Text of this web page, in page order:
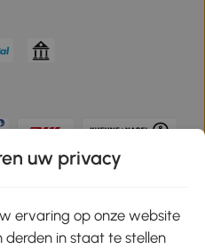
uw privacy
ervaring op onze website
derden in staat te stellen